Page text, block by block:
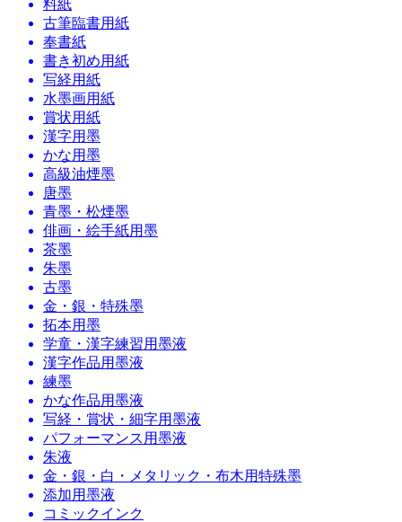
料紙
古筆臨書用紙
奉書紙
書き初め用紙
写経用紙
水墨画用紙
賞状用紙
漢字用墨
かな用墨
高級油煙墨
唐墨
青墨・松煙墨
俳画・絵手紙用墨
茶墨
朱墨
古墨
金・銀・特殊墨
拓本用墨
学童・漢字練習用墨液
漢字作品用墨液
練墨
かな作品用墨液
写経・賞状・細字用墨液
パフォーマンス用墨液
朱液
金・銀・白・メタリック・布木用特殊墨
添加用墨液
コミックインク